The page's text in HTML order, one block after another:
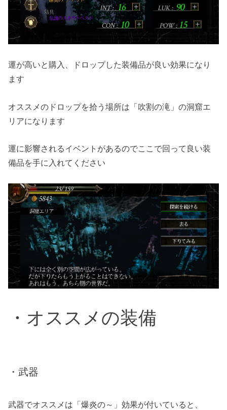
運が高いと購入、ドロップした装備品が良い効果になり
ます
オススメのドロップを拾う場所は「吹割の滝」の洞窟エ
リアになります
運に影響されるイベントがあるのでここで回って良い装
備品を手に入れてください
・オススメの装備
・武器
武器でオススメは「爆炎の～」効果が付いていると、